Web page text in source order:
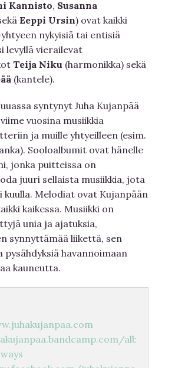
Kannisto, Susanna
Eeppi Ursin) ovat kaikki
nykyisiä tai entisiä
levyllä vierailevat
Teija Niku (harmonikka) sekä
(kantele).
syntynyt Juha Kujanpää
vuosina musiikkia
ja muille yhtyeilleen (esim.
Sooloalbumit ovat hänelle
jonka puitteissa on
juuri sellaista musiikkia, jota
kuulla. Melodiat ovat Kujanpään
kaikessa. Musiikki on
unia ja ajatuksia,
synnyttämää liikettä, sen
pysähdyksiä havannoimaan
kauneutta.
album/